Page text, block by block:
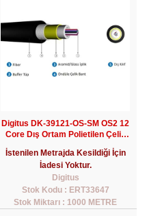
Digitus DK-39121-OS-SM OS2 12
Core Dış Ortam Polietilen Çelik
İstenilen Metrajda Kesildiği İçin
İadesi Yoktur.
Digitus
Stok Kodu : ERT33647
Stok Miktarı : 1000 METRE